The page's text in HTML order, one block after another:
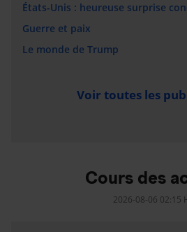
États-Unis : heureuse surprise
Guerre et paix
Le monde de Trump
Voir toutes les
Cours des
2026-08-06 02:15